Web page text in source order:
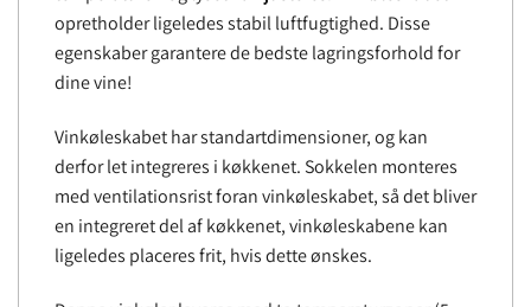
opretholder ligeledes stabil luftfugtighed. Disse
egenskaber garantere de bedste lagringsforhold for
dine vine!
Vinkøleskabet har standartdimensioner, og kan
derfor let integreres i køkkenet. Sokkelen monteres
med ventilationsrist foran vinkøleskabet, så det bliver
en integreret del af køkkenet, vinkøleskabene kan
ligeledes placeres frit, hvis dette ønskes.